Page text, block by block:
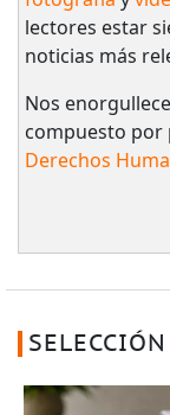
lectores estar
noticias más
Nos
compuesto por
Derechos